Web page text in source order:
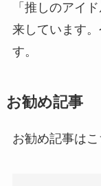
「推しのアイ
来しています
す。
お勧め記事
お勧め記事はこ